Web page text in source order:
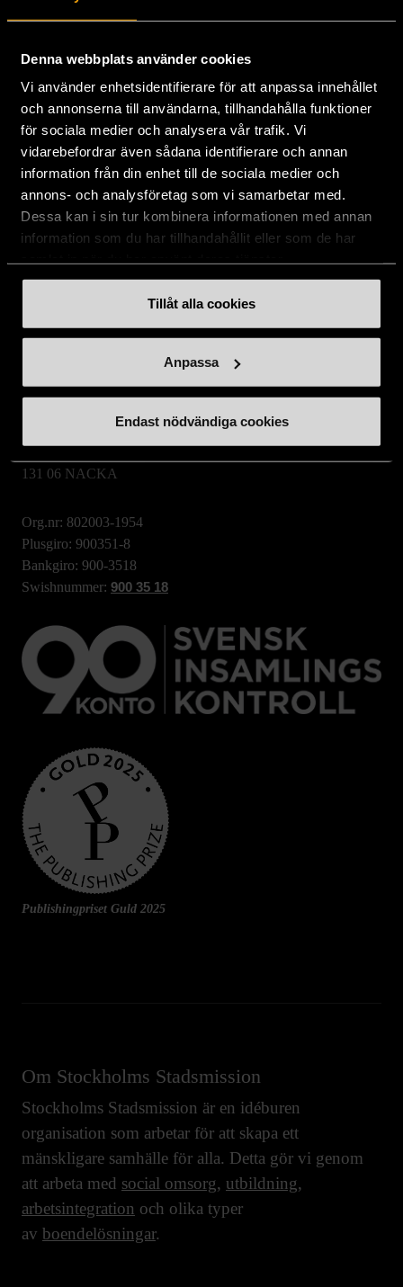
Denna webbplats använder cookies
Vi använder enhetsidentifierare för att anpassa innehållet
och annonserna till användarna, tillhandahålla funktioner
för sociala medier och analysera vår trafik. Vi
vidarebefordrar även sådana identifierare och annan
information från din enhet till de sociala medier och
annons- och analysföretag som vi samarbetar med.
Dessa kan i sin tur kombinera informationen med annan
information som du har tillhandahållit eller som de har
Tillåt alla cookies
Anpassa
Endast nödvändiga cookies
Hitta till oss
Handla second hand online
Om oss
Aktuellt
Stockholms Stadsmission
Huvudkontor:
info
131 06 NACKA
Org.nr: 802003-1954
Plusgiro: 900351-8
Bankgiro: 900-3518
Swishnummer: 900 35 18
Publishingpriset Guld 2025
Om Stockholms Stadsmission
Stockholms Stadsmission är en idéburen
organisation som arbetar för att skapa ett
mänskligare samhälle för alla. Detta gör vi genom
att arbeta med social omsorg, utbildning,
arbetsintegration och olika typer
av boendelösningar.